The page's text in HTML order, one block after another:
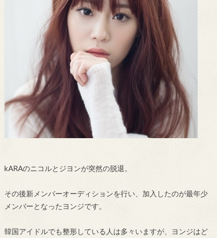
kARAのニコルとジヨンが突然の脱退。
その後新メンバーオーディションを行い、加入したのが最年少
メンバーとなったヨンジです。
韓国アイドルでも整形している人は多々いますが、ヨンジはど